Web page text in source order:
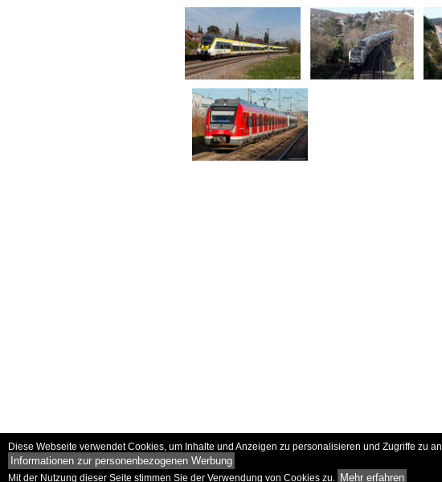
Diese Webseite verwendet Cookies, um Inhalte und Anzeigen zu personalisieren und Zugriffe
Informationen zur personenbezogenen Werbung
Mit der Nutzung dieser Seite stimmen Sie der Verwendung von Cookies zu. Mehr erfahren